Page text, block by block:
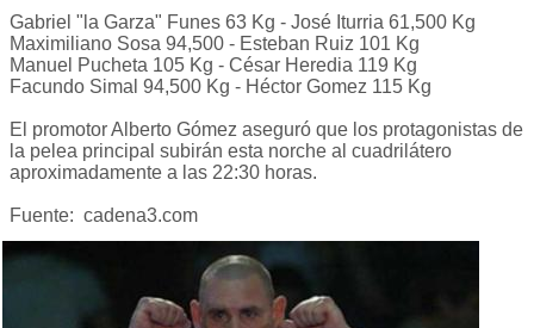
Gabriel "la Garza" Funes 63 Kg - José Iturria 61,500 Kg
Maximiliano Sosa 94,500 - Esteban Ruiz 101 Kg
Manuel Pucheta 105 Kg - César Heredia 119 Kg
Facundo Simal 94,500 Kg - Héctor Gomez 115 Kg
El promotor Alberto Gómez aseguró que los protagonistas de
la pelea principal subirán esta norche al cuadrilátero
aproximadamente a las 22:30 horas.
Fuente: cadena3.com